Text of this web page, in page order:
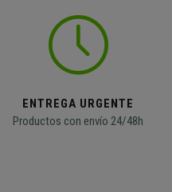
ENTREGA URGENTE
Productos con envío 24/48h